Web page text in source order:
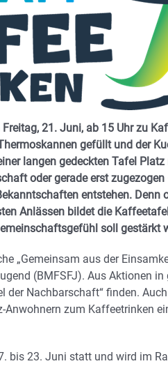
21. Juni, ab 15 Uhr zu
gefüllt und der
langen gedeckten Tafel
oder gerade erst
entstehen. Denn
Anlässen bildet die
soll gestärkt
„Gemeinsam aus der
(BMFSFJ). Aus Aktionen
der Nachbarschaft“ finden.
Anwohnern zum Kaffeetrinken
bis 23. Juni statt und wird im